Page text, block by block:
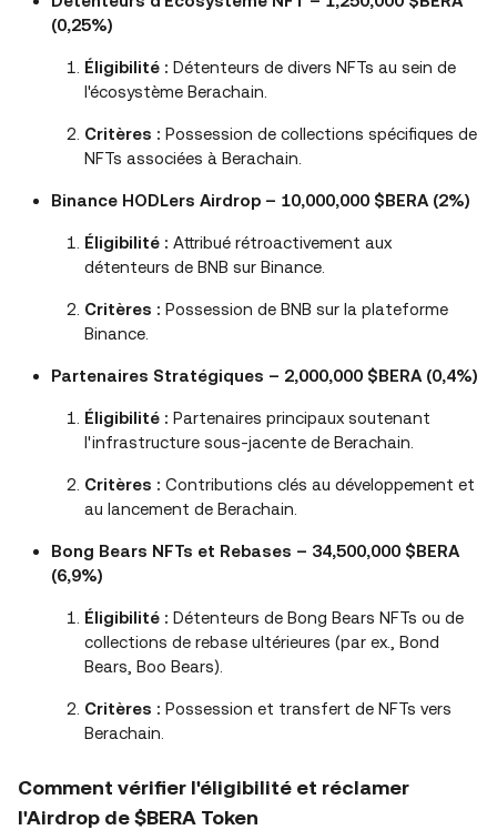
(0,25%)
Éligibilité : Détenteurs de divers NFTs au sein de
l'écosystème Berachain.
Critères : Possession de collections spécifiques de
NFTs associées à Berachain.
Binance HODLers Airdrop – 10,000,000 $BERA (2%)
Éligibilité : Attribué rétroactivement aux
détenteurs de BNB sur Binance.
Critères : Possession de BNB sur la plateforme
Binance.
Partenaires Stratégiques – 2,000,000 $BERA (0,4%)
Éligibilité : Partenaires principaux soutenant
l'infrastructure sous-jacente de Berachain.
Critères : Contributions clés au développement et
au lancement de Berachain.
Bong Bears NFTs et Rebases – 34,500,000 $BERA
(6,9%)
Éligibilité : Détenteurs de Bong Bears NFTs ou de
collections de rebase ultérieures (par ex., Bond
Bears, Boo Bears).
Critères : Possession et transfert de NFTs vers
Berachain.
Comment vérifier l'éligibilité et réclamer
l'Airdrop de $BERA Token